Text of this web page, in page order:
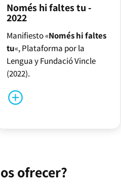
Només hi faltes tu -
2022
Manifiesto «Només hi faltes
tu«, Plataforma por la
Lengua y Fundació Vincle
(2022).
ofrecer?